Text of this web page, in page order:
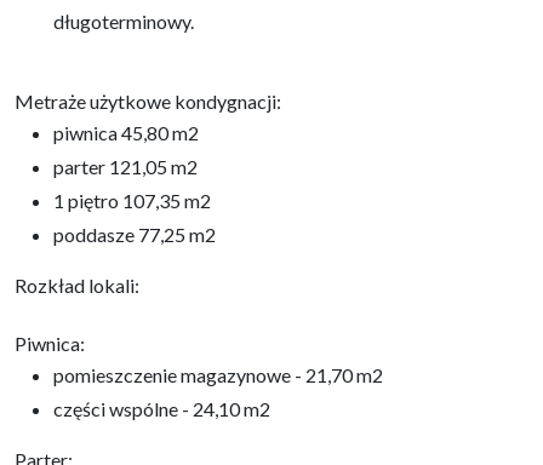
długoterminowy.
Metraże użytkowe kondygnacji:
piwnica 45,80 m2
parter 121,05 m2
1 piętro 107,35 m2
poddasze 77,25 m2
Rozkład lokali:
Piwnica:
pomieszczenie magazynowe - 21,70 m2
części wspólne - 24,10 m2
Parter: